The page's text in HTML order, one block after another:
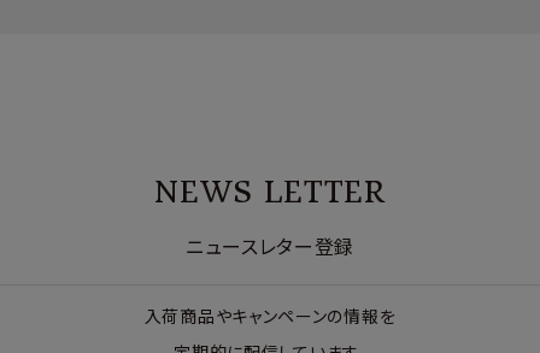
NEWS LETTER
ニュースレター登録
入荷商品やキャンペーンの情報を